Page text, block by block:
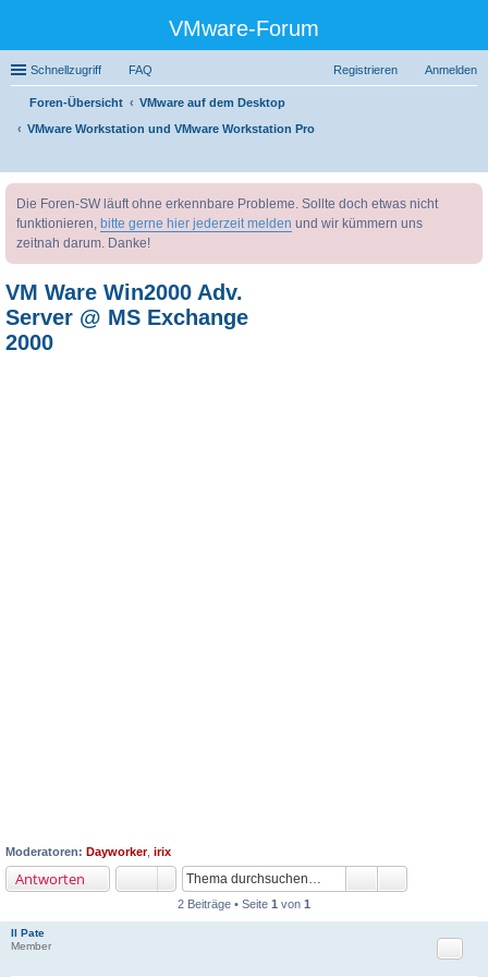
VMware-Forum
Schnellzugriff FAQ Anmelden
Registrieren
Foren-Übersicht
VMware auf dem Desktop
VMware Workstation und VMware Workstation Pro
uc
Die Foren-SW läuft ohne erkennbare Probleme. Sollte doch etwas nicht
funktionieren, bitte gerne hier jederzeit melden und wir kümmern uns
zeitnah darum. Danke!
VM Ware Win2000 Adv.
Server @ MS Exchange
2000
Moderatoren: Dayworker, irix
Antworten
2 Beiträge • Seite 1 von 1
Il Pate
Member
Zitat